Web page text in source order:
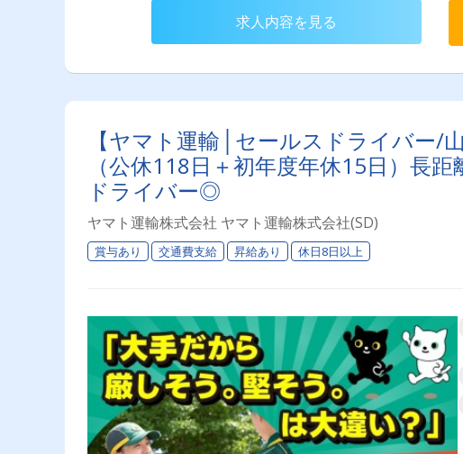
求人内容を見る
【ヤマト運輸│セールスドライバー/
（公休118日＋初年度年休15日）長
ドライバー◎
ヤマト運輸株式会社 ヤマト運輸株式会社(SD)
賞与あり 交通費支給 昇給あり 休日8日以上